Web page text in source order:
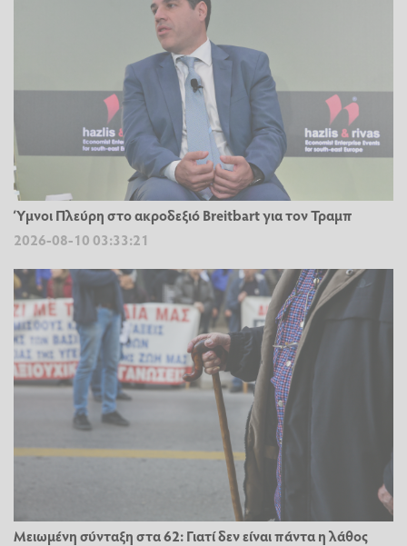
Ύμνοι Πλεύρη στο ακροδεξιό Breitbart για τον Τραμπ
2026-08-10 03:33:21
Μειωμένη σύνταξη στα 62: Γιατί δεν είναι πάντα η λάθος